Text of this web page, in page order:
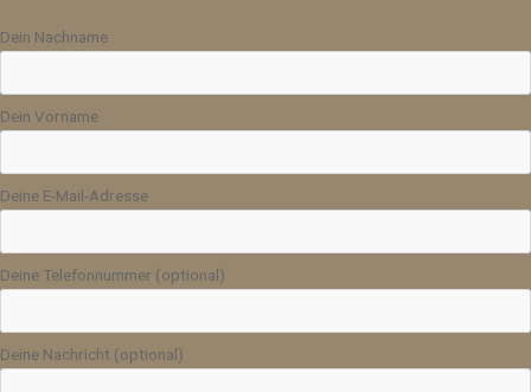
Dein Nachname
Dein Vorname
Deine E-Mail-Adresse
Deine Telefonnummer (optional)
Deine Nachricht (optional)